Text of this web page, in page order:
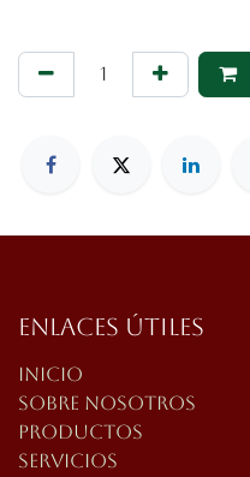
Enlaces útiles
Inicio
Sobre nosotros
Productos
Servicios